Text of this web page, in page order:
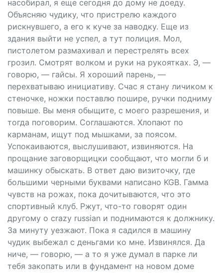
насобирал, я еще сегодня до дому не доеду.
Объясняю чудику, что пристрелю каждого
рискнувшего, а его к куче за наводку. Еще из
здания выйти не успел, а тут полиция. Мол,
пистолетом размахивал и перестрелять всех
грозил. Смотрят волком и руки на рукоятках. Э, —
говорю, — гайсы. Я хороший парень, —
перехватываю инициативу. Счас я стану личиком к
стеночке, ножки поставлю пошире, ручки подниму
повыше. Вы меня обыщите, с моего разрешения, и
тогда поговорим. Соглашаются. Хлопают по
карманам, ищут под мышками, за поясом.
Успокаиваются, выслушивают, извиняются. На
прощание заговорщицки сообщают, что могли б и
машинку обыскать. В ответ даю визиточку, где
большими черными буквами написано KGB. Гамма
чувств на рожах, пока дочитываются, что это
спортивный клуб. Ржут, что-то говорят один
другому о crаzу russiаn и поднимаются к должнику.
За минуту уезжают. Пока я садился в машину
чудик выбежал с деньгами ко мне. Извинялся. Да
ниче, — говорю, — а то я уже думал в парке ли
тебя закопать или в фундамент на новом доме